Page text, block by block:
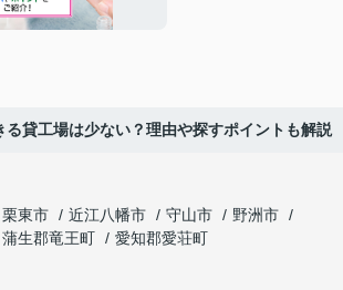
る貸工場は少ない？理由や探すポイントも解説
栗東市 近江八幡市 守山市
野洲市
蒲生郡竜王町
愛知郡愛荘町